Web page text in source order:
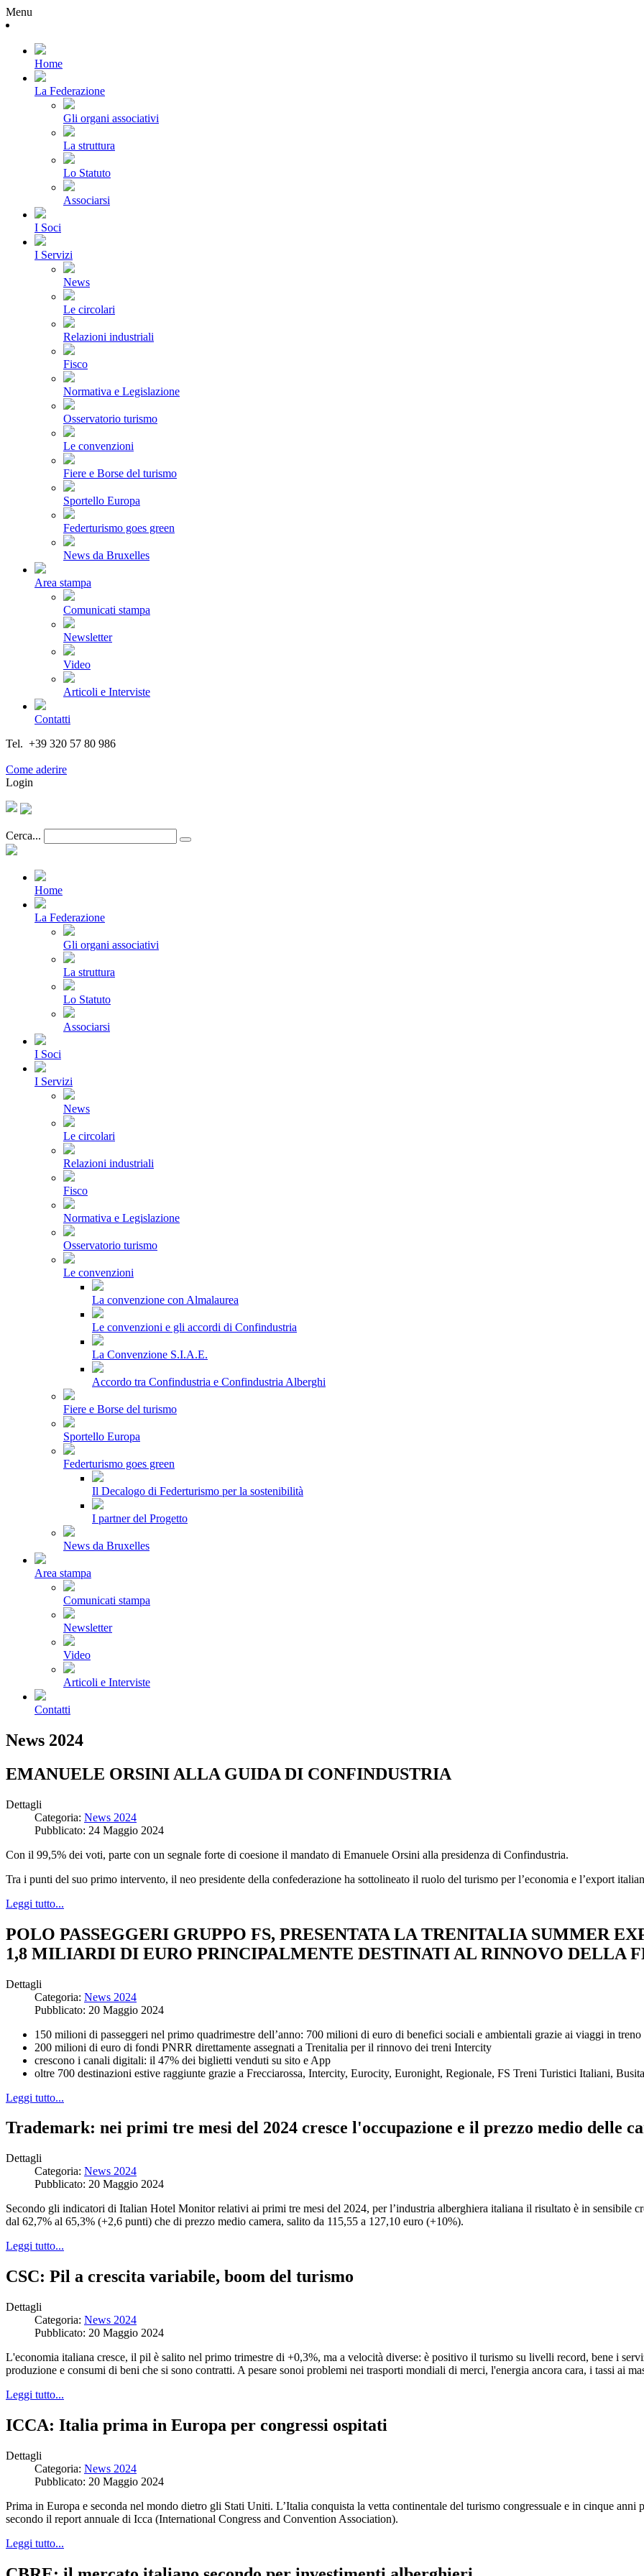
Menu
Home
La Federazione
Gli organi associativi
La struttura
Lo Statuto
Associarsi
I Soci
I Servizi
News
Le circolari
Relazioni industriali
Fisco
Normativa e Legislazione
Osservatorio turismo
Le convenzioni
Fiere e Borse del turismo
Sportello Europa
Federturismo goes green
News da Bruxelles
Area stampa
Comunicati stampa
Newsletter
Video
Articoli e Interviste
Contatti
Tel. +39 320 57 80 986
Come aderire
Login
Cerca...
Home
La Federazione
Gli organi associativi
La struttura
Lo Statuto
Associarsi
I Soci
I Servizi
News
Le circolari
Relazioni industriali
Fisco
Normativa e Legislazione
Osservatorio turismo
Le convenzioni
La convenzione con Almalaurea
Le convenzioni e gli accordi di Confindustria
La Convenzione S.I.A.E.
Accordo tra Confindustria e Confindustria Alberghi
Fiere e Borse del turismo
Sportello Europa
Federturismo goes green
Il Decalogo di Federturismo per la sostenibilità
I partner del Progetto
News da Bruxelles
Area stampa
Comunicati stampa
Newsletter
Video
Articoli e Interviste
Contatti
News 2024
EMANUELE ORSINI ALLA GUIDA DI CONFINDUSTRIA
Dettagli
Categoria: News 2024
Pubblicato: 24 Maggio 2024
Con il 99,5% dei voti, parte con un segnale forte di coesione il mandato di Emanuele Orsini alla presidenza di Confindustria.
Tra i punti del suo primo intervento, il neo presidente della confederazione ha sottolineato il ruolo del turismo per l’economia e l’export
Leggi tutto...
POLO PASSEGGERI GRUPPO FS, PRESENTATA LA TRENITALIA SUMMER
1,8 MILIARDI DI EURO PRINCIPALMENTE DESTINATI AL RINNOVO DELLA
Dettagli
Categoria: News 2024
Pubblicato: 20 Maggio 2024
150 milioni di passeggeri nel primo quadrimestre dell’anno: 700 milioni di euro di benefici sociali e ambientali grazie ai viaggi in treno
200 milioni di euro di fondi PNRR direttamente assegnati a Trenitalia per il rinnovo dei treni Intercity
crescono i canali digitali: il 47% dei biglietti venduti su sito e App
oltre 700 destinazioni estive raggiunte grazie a Frecciarossa, Intercity, Eurocity, Euronight, Regionale, FS Treni Turistici Italiani,
Leggi tutto...
Trademark: nei primi tre mesi del 2024 cresce l'occupazione e il prezzo medio delle
Dettagli
Categoria: News 2024
Pubblicato: 20 Maggio 2024
Secondo gli indicatori di Italian Hotel Monitor relativi ai primi tre mesi del 2024, per l’industria alberghiera italiana il risultato è in sensibile
dal 62,7% al 65,3% (+2,6 punti) che di prezzo medio camera, salito da 115,55 a 127,10 euro (+10%).
Leggi tutto...
CSC: Pil a crescita variabile, boom del turismo
Dettagli
Categoria: News 2024
Pubblicato: 20 Maggio 2024
L'economia italiana cresce, il pil è salito nel primo trimestre di +0,3%, ma a velocità diverse: è positivo il turismo su livelli record, bene i
produzione e consumi di beni che si sono contratti. A pesare sonoi problemi nei trasporti mondiali di merci, l'energia ancora cara, i tassi ai
Leggi tutto...
ICCA: Italia prima in Europa per congressi ospitati
Dettagli
Categoria: News 2024
Pubblicato: 20 Maggio 2024
Prima in Europa e seconda nel mondo dietro gli Stati Uniti. L’Italia conquista la vetta continentale del turismo congressuale e in cinque anni
secondo il report annuale di Icca (International Congress and Convention Association).
Leggi tutto...